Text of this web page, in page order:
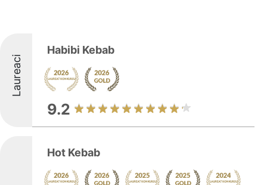
Laureaci
Habibi Kebab
9.2
Hot Kebab